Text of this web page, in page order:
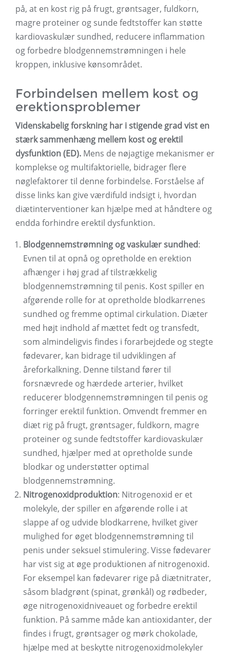
på, at en kost rig på frugt, grøntsager, fuldkorn,
magre proteiner og sunde fedtstoffer kan støtte
kardiovaskulær sundhed, reducere inflammation
og forbedre blodgennemstrømningen i hele
kroppen, inklusive kønsområdet.
Forbindelsen mellem kost og
erektionsproblemer
Videnskabelig forskning har i stigende grad vist en
stærk sammenhæng mellem kost og erektil
dysfunktion (ED). Mens de nøjagtige mekanismer er
komplekse og multifaktorielle, bidrager flere
nøglefaktorer til denne forbindelse. Forståelse af
disse links kan give værdifuld indsigt i, hvordan
diætinterventioner kan hjælpe med at håndtere og
endda forhindre erektil dysfunktion.
Blodgennemstrømning og vaskulær sundhed:
Evnen til at opnå og opretholde en erektion
afhænger i høj grad af tilstrækkelig
blodgennemstrømning til penis. Kost spiller en
afgørende rolle for at opretholde blodkarrenes
sundhed og fremme optimal cirkulation. Diæter
med højt indhold af mættet fedt og transfedt,
som almindeligvis findes i forarbejdede og stegte
fødevarer, kan bidrage til udviklingen af ​​
åreforkalkning. Denne tilstand fører til
forsnævrede og hærdede arterier, hvilket
reducerer blodgennemstrømningen til penis og
forringer erektil funktion. Omvendt fremmer en
diæt rig på frugt, grøntsager, fuldkorn, magre
proteiner og sunde fedtstoffer kardiovaskulær
sundhed, hjælper med at opretholde sunde
blodkar og understøtter optimal
blodgennemstrømning.
Nitrogenoxidproduktion: Nitrogenoxid er et
molekyle, der spiller en afgørende rolle i at
slappe af og udvide blodkarrene, hvilket giver
mulighed for øget blodgennemstrømning til
penis under seksuel stimulering. Visse fødevarer
har vist sig at øge produktionen af ​​nitrogenoxid.
For eksempel kan fødevarer rige på diætnitrater,
såsom bladgrønt (spinat, grønkål) og rødbeder,
øge nitrogenoxidniveauet og forbedre erektil
funktion. På samme måde kan antioxidanter, der
findes i frugt, grøntsager og mørk chokolade,
hjælpe med at beskytte nitrogenoxidmolekyler